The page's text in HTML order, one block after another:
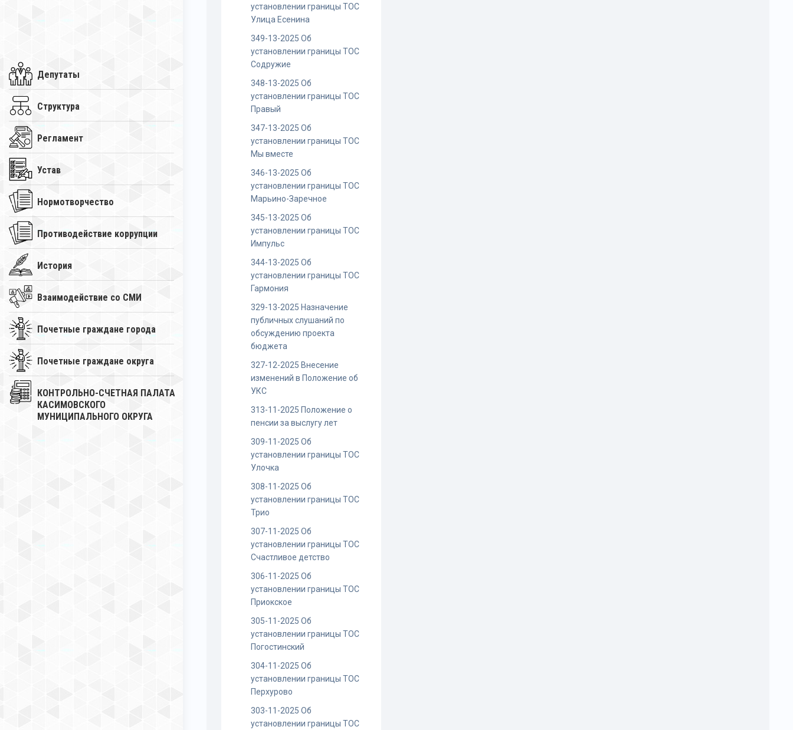
Депутаты
Структура
Регламент
Устав
Нормотворчество
Противодействие коррупции
История
Взаимодействие со СМИ
Почетные граждане города
Почетные граждане округа
КОНТРОЛЬНО-СЧЕТНАЯ ПАЛАТА
КАСИМОВСКОГО
МУНИЦИПАЛЬНОГО ОКРУГА
установлении границы ТОС
Улица Есенина
349-13-2025 Об
установлении границы ТОС
Содружие
348-13-2025 Об
установлении границы ТОС
Правый
347-13-2025 Об
установлении границы ТОС
Мы вместе
346-13-2025 Об
установлении границы ТОС
Марьино-Заречное
345-13-2025 Об
установлении границы ТОС
Импульс
344-13-2025 Об
установлении границы ТОС
Гармония
329-13-2025 Назначение
публичных слушаний по
обсуждению проекта
бюджета
327-12-2025 Внесение
изменений в Положение об
УКС
313-11-2025 Положение о
пенсии за выслугу лет
309-11-2025 Об
установлении границы ТОС
Улочка
308-11-2025 Об
установлении границы ТОС
Трио
307-11-2025 Об
установлении границы ТОС
Счастливое детство
306-11-2025 Об
установлении границы ТОС
Приокское
305-11-2025 Об
установлении границы ТОС
Погостинский
304-11-2025 Об
установлении границы ТОС
Перхурово
303-11-2025 Об
установлении границы ТОС